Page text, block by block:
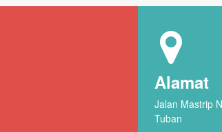
Alamat
Jalan Mastrip
Tuban